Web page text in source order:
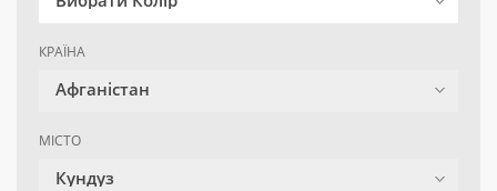
КРАЇНА
Афганістан
МІСТО
Кундуз